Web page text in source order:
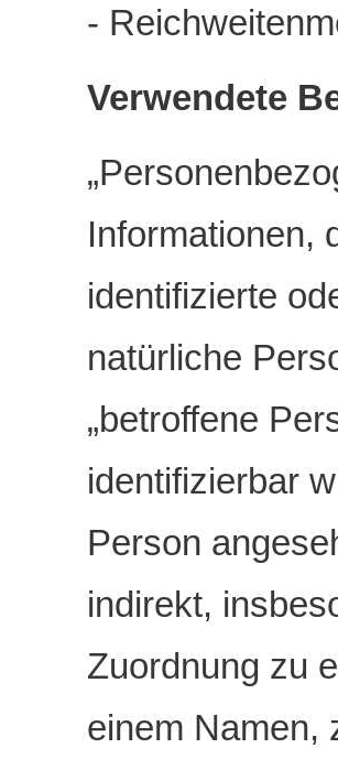
-
Verwendete
Informationen,
identifizierte
natürliche
„betroffene
identifizierbar
Person
indirekt,
Zuordnung zu
einem Namen,